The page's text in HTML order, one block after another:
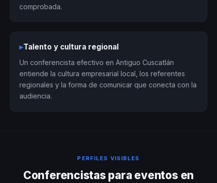
comprobada.
▸Talento y cultura regional
Un conferencista efectivo en Antiguo Cuscatlán
entiende la cultura empresarial local, los referentes
regionales y la forma de comunicar que conecta con la
audiencia.
PERFILES VISIBLES
Conferencistas para eventos en